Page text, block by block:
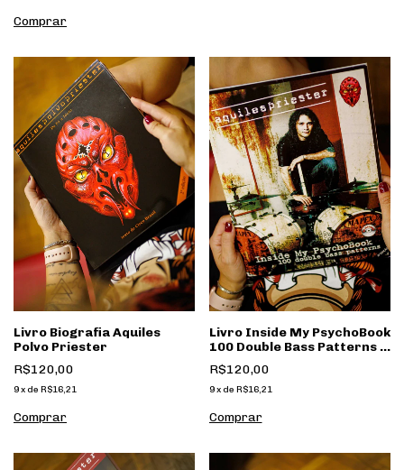
Livro Biografia Aquiles
Polvo Priester
R$120,00
9x de R$16,21
Livro Inside My PsychoBook
100 Double Bass Patterns +
CD
R$120,00
9 x de R$16,21